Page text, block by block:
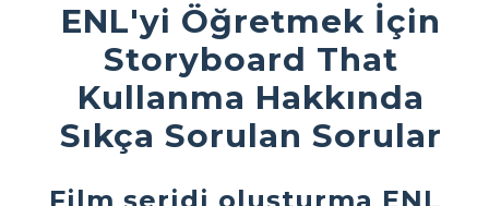
ENL'yi Öğretmek İçin
Storyboard That
Kullanma Hakkında
Sıkça Sorulan Sorular